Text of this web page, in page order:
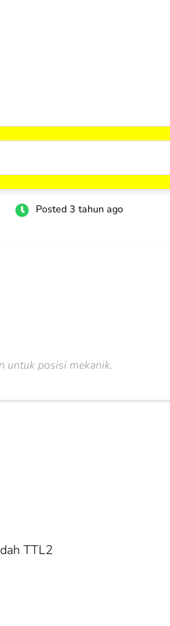
Posted 3 tahun ago
untuk posisi mekanik.
TTL2